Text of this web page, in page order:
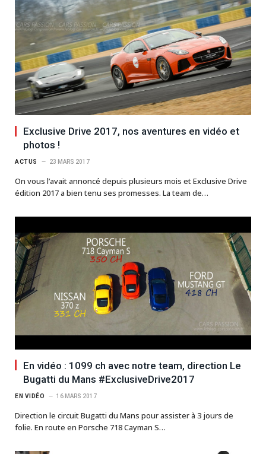
Exclusive Drive 2017, nos aventures en vidéo et
photos !
ACTUS 23 MARS 2017
On vous l’avait annoncé depuis plusieurs mois et Exclusive Drive
édition 2017 a bien tenu ses promesses. La team de…
En vidéo : 1099 ch avec notre team, direction Le
Bugatti du Mans #ExclusiveDrive2017
EN VIDÉO 16 MARS 2017
Direction le circuit Bugatti du Mans pour assister à 3 jours de
folie. En route en Porsche 718 Cayman S…